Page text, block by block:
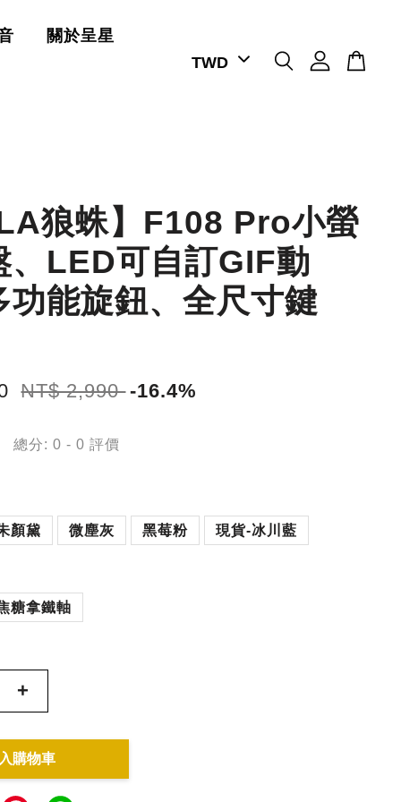
關於呈星
狼蛛】F108 Pro小螢
、LED可自訂GIF動
功能旋鈕、全尺寸鍵
NT$ 2,990 -16.4%
總分:0 -0 評價
顏黛 微塵灰 黑莓粉 現貨-冰川藍
糖拿鐵軸
+
購物車